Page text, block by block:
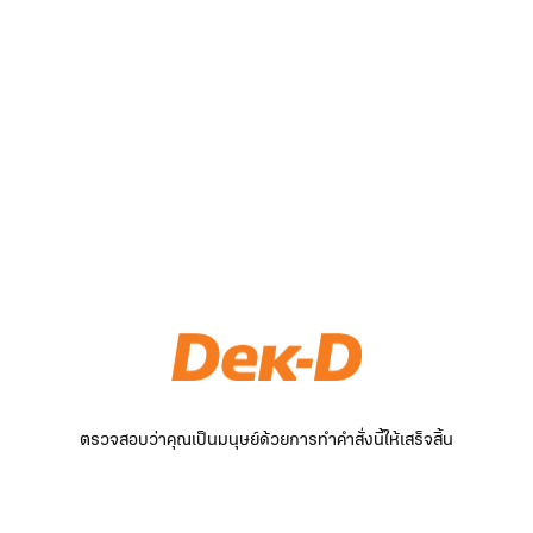
ตรวจสอบว่าคุณเป็นมนุษย์ด้วยการทำคำสั่งนี้ให้เสร็จสิ้น